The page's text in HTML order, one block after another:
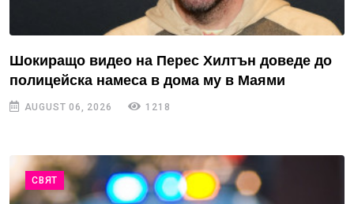
Шокиращо видео на Перес Хилтън доведе до
полицейска намеса в дома му в Маями
AUGUST 06, 2026 1218
СВЯТ